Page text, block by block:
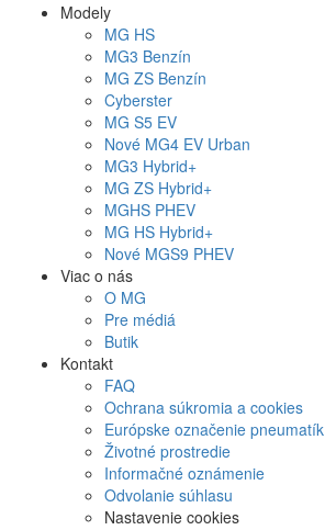
Modely
MG HS
MG3 Benzín
MG ZS Benzín
Cyberster
MG S5 EV
Nové MG4 EV Urban
MG3 Hybrid+
MG ZS Hybrid+
MGHS PHEV
MG HS Hybrid+
Nové MGS9 PHEV
Viac o nás
O MG
Pre médiá
Butik
Kontakt
FAQ
Ochrana súkromia a cookies
Európske označenie pneumatík
Životné prostredie
Informačné oznámenie
Odvolanie súhlasu
Nastavenie cookies